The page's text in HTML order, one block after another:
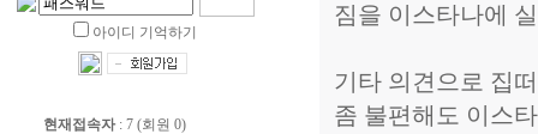
아이디 기억하기
현재접속자: 7 (회원 0)
짐을 이스타나에
기타 의견으로 집
좀 불편해도 이스